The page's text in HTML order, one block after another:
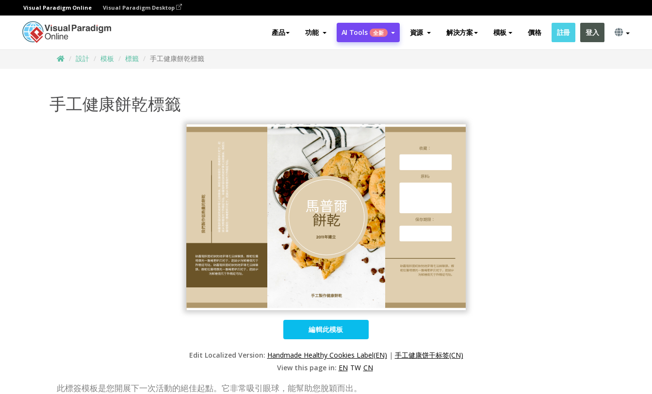
Visual Paradigm Online Visual Paradigm Desktop
產品 功能 AI Tools 全新 資源 解決方案 模板 價格 註冊 登入
設計 模板 標籤 手工健康餅乾標籤
手工健康餅乾標籤
編輯此模板
Edit Localized Version: Handmade Healthy Cookies Label(EN) | 手工健康饼干标签(CN)
View this page in: EN TW CN
此標簽模板是您開展下一次活動的絕佳起點。它非常吸引眼球，能幫助您脫穎而出。